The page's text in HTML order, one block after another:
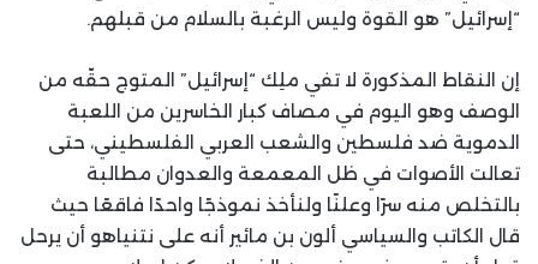
“إسرائيل” هو القوة وليس الرغبة بالسلام من قبلهم.
إن النقاط المذكورة لا تفي ملِك “إسرائيل” المتوج حقّه من
الوصف وهو اليوم في مصاف كبار الخاسرين من اللعبة
الدموية ضد فلسطين والشعب العربي الفلسطيني، حتى
تعالت الأصوات في ظل المعمعة والعدوان مطالبة
بالتخلص منه سرًا وعلنًا ولنأخذ نموذجًا واحدًا فاقعًا حيث
قال الكاتب والسياسي ألون بن مائير أنه على نتنياهو أن يرحل